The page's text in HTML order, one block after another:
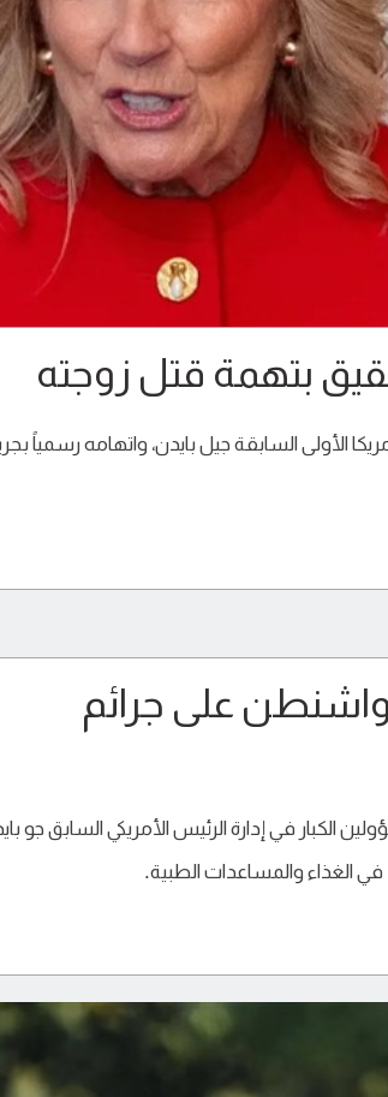
بتهمة قتل زوجته
الأولى السابقة جيل بايدن، واتهامه رسمياً
على جرائم
الأمريكية للتنمية الدولية في أوائل عام 2024 المسؤولين الكبار في إدارة الرئيس الأمريكي السابق
الغذاء والمساعدات الطبية.